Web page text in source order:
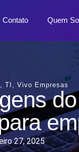
Contato Quem
TI Vivo Empresas
27, 2025